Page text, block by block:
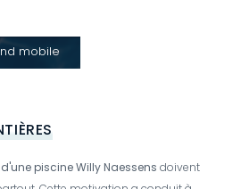
mobile
piscine Willy Naessens doivent